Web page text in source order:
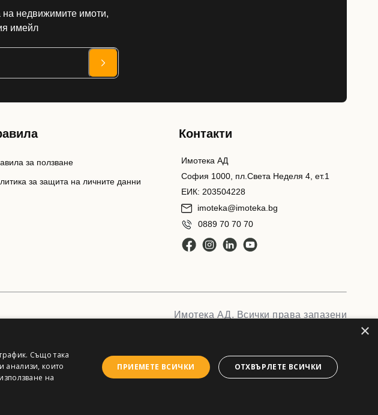
на недвижимите имоти,
имейл
за ползване
за защита на личните данни
Контакти
Имотека АД
София 1000, пл.Света Неделя 4, ет.1
ЕИК: 203504228
imoteka@imoteka.bg
0889 70 70 70
Имотека АД. Всички права запазени
×
Също така
анализи, които
на
ПРИЕМЕТЕ ВСИЧКИ ОТХВЪРЛЕТЕ ВСИЧКИ